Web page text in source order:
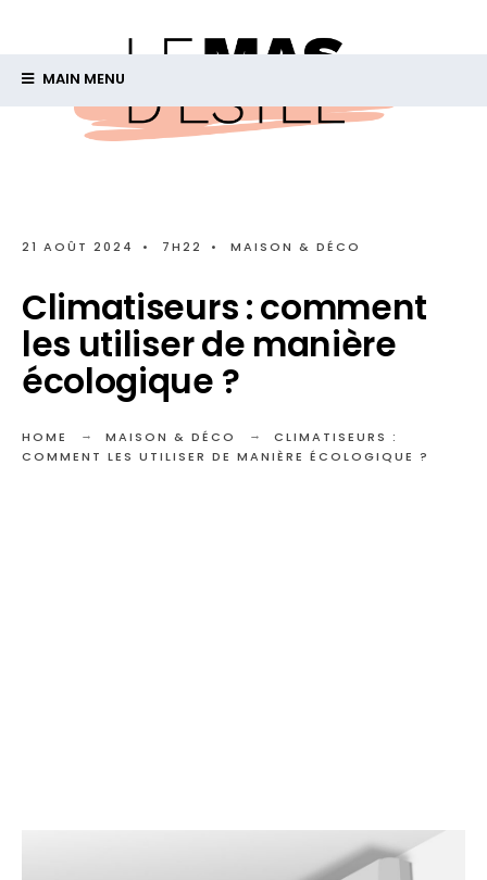
MAIN MENU
21 AOÛT 2024 • 7H22 • MAISON & DÉCO
Climatiseurs : comment
les utiliser de manière
écologique ?
HOME MAISON & DÉCO
CLIMATISEURS :
COMMENT LES UTILISER DE MANIÈRE ÉCOLOGIQUE ?